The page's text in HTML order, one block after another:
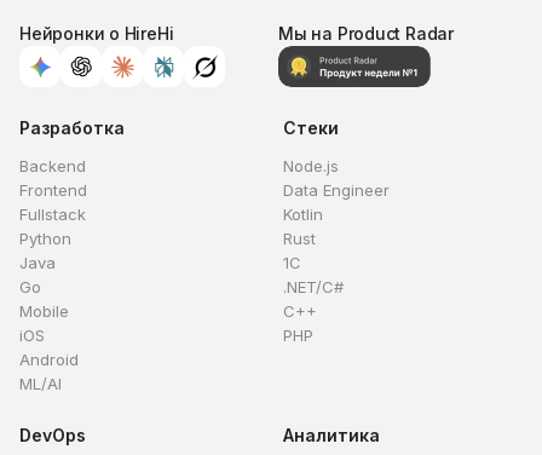
Нейронки о HireHi Мы на Product Radar
Разработка
Backend
Frontend
Fullstack
Python
Java
Go
Mobile
iOS
Android
ML/AI
Стеки
Node.js
Data Engineer
Kotlin
Rust
1C
.NET/C#
C++
PHP
DevOps Аналитика